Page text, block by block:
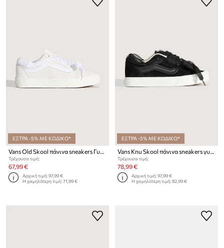
ΕΞΤΡΑ -5% ΜΕ ΚΩΔΙΚΟ*
Vans Old Skool πάνινα sneakers Γυναικεία σουέτ
Τρέχουσα τιμή:
67,99 €
Αρχική τιμή:97,99 €
Η χαμηλότερη τιμή:71,99 €
ΕΞΤΡΑ -5% ΜΕ ΚΩΔΙΚΟ*
Vans Knu Skool πάνινα sneakers γυναικεία σουέτ
Τρέχουσα τιμή:
78,99 €
Αρχική τιμή:97,99 €
Η χαμηλότερη τιμή:82,99 €